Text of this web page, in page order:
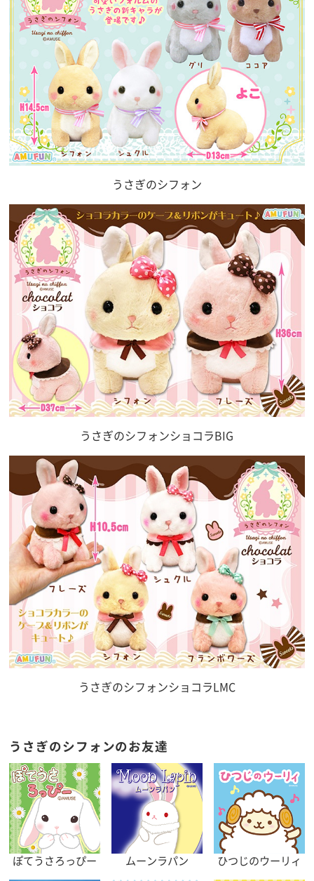
うさぎのシフォン
うさぎのシフォンショコラBIG
うさぎのシフォンショコラLMC
うさぎのシフォンのお友達
ぽてうさろっぴー ムーンラパン ひつじのウーリィ